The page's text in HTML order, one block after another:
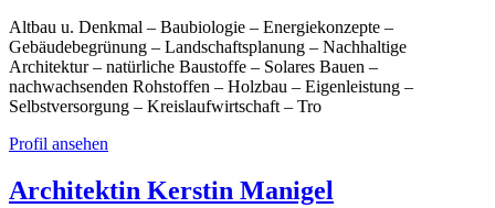
Altbau u. Denkmal – Baubiologie – Energiekonzepte –
Gebäudebegrünung – Landschaftsplanung – Nachhaltige
Architektur – natürliche Baustoffe – Solares Bauen –
nachwachsenden Rohstoffen – Holzbau – Eigenleistung –
Selbstversorgung – Kreislaufwirtschaft – Tro
Profil ansehen
Architektin Kerstin Manigel